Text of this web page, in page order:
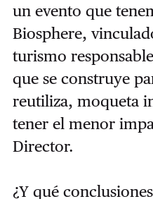
un evento que
Biosphere,
turismo
que se construye
reutiliza, moqueta
tener el menor
Director.
¿Y qué